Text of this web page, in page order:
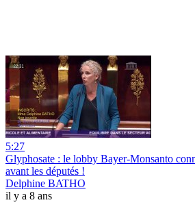
5:27
Glyphosate : le lobby Bayer-Monsanto
avant les députés !
Delphine BATHO
il y a 8 ans